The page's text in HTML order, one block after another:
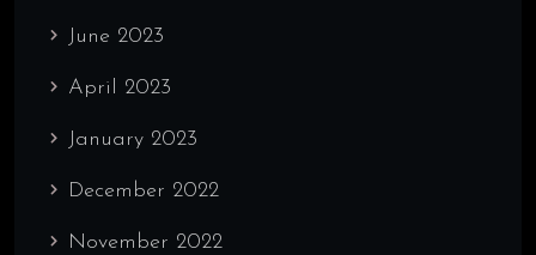
June 2023
April 2023
January 2023
December 2022
November 2022